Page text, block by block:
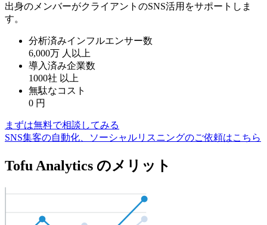
出身のメンバーがクライアントのSNS活用をサポートしま
す。
分析済みインフルエンサー数
6,000万 人以上
導入済み企業数
1000社 以上
無駄なコスト
0 円
まずは無料で相談してみる
SNS集客の自動化、ソーシャルリスニングのご依頼はこちら
Tofu Analytics のメリット